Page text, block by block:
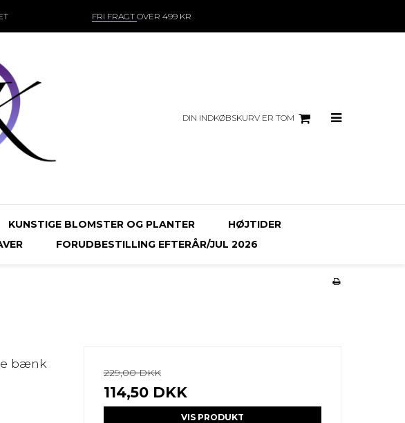
FRI FRAGT OVER 499 KR
DIN INDKØBSKURV ER TOM
KUNSTIGE BLOMSTER OG PLANTER
HØJTIDER
FORUDBESTILLING EFTERÅR/JUL 2026
bænk
229,00 DKK
114,50 DKK
VIS PRODUKT